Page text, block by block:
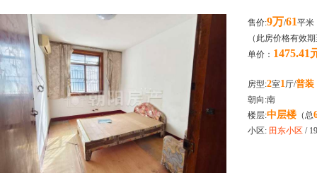
售价:9万/61平米
（此房价格有效
单价： 1475.41
房型:2室1厅/普装
朝向:南
楼层:中层楼 （总
小区: 田东小区 /